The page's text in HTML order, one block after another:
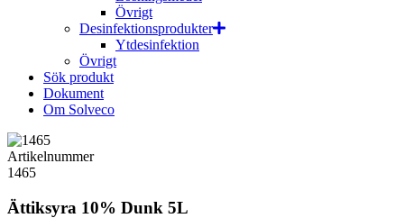
Övrigt
Desinfektionsprodukter
Ytdesinfektion
Övrigt
Sök produkt
Dokument
Om Solveco
Artikelnummer
1465
Ättiksyra 10% Dunk 5L